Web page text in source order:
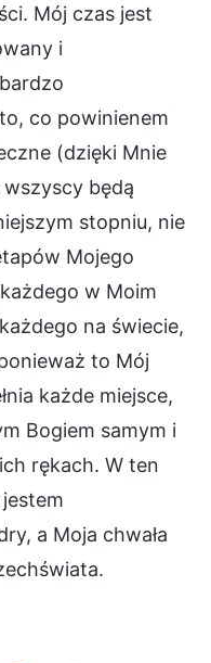
Mój czas jest
i
co powinienem
(dzięki Mnie
będą
stopniu, nie
Mojego
w Moim
na świecie,
to Mój
każde miejsce,
Bogiem samym i
rękach. W ten
a Moja chwała